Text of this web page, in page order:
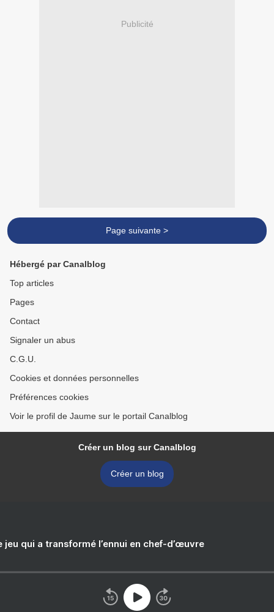
Publicité
Page suivante >
Hébergé par Canalblog
Top articles
Pages
Contact
Signaler un abus
C.G.U.
Cookies et données personnelles
Préférences cookies
Voir le profil de Jaume sur le portail Canalblog
Créer un blog sur Canalblog
Créer un blog
jeu qui a transformé l’ennui en chef-d’œuvre